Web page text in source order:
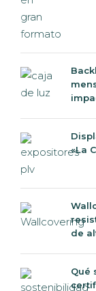
«La
de
Qué